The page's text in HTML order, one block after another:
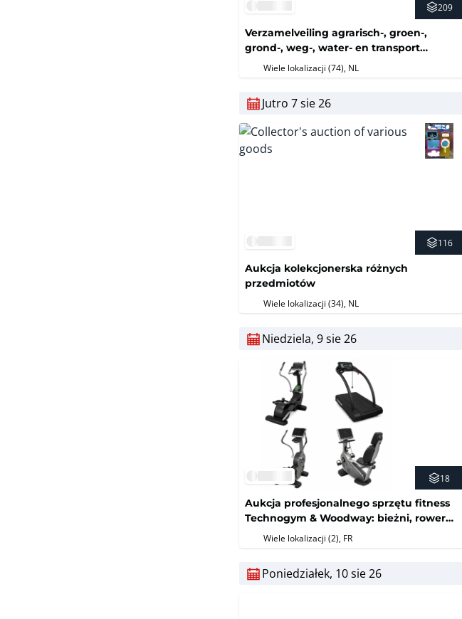
209
Verzamelveiling agrarisch-, groen-,
grond-, weg-, water- en transport
materieel
Wiele lokalizacji (74) , NL
Jutro 7 sie 26
116
Aukcja kolekcjonerska różnych
przedmiotów
Wiele lokalizacji (34) , NL
Niedziela, 9 sie 26
18
Aukcja profesjonalnego sprzętu fitness
Technogym & Woodway: bieżni, rowery,
orbitreki i maszyny do ćwiczeń (bez
ceny rezerwowej)
Wiele lokalizacji (2), FR
Poniedziałek, 10 sie 26